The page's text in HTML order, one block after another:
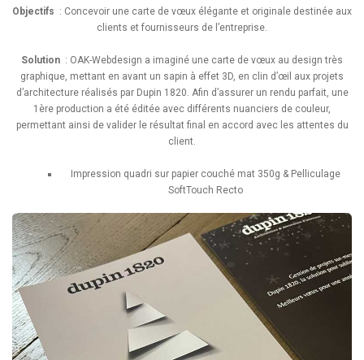
Objectifs : Concevoir une carte de vœux élégante et originale destinée aux
clients et fournisseurs de l’entreprise.
Solution : OAK-Webdesign a imaginé une carte de vœux au design très
graphique, mettant en avant un sapin à effet 3D, en clin d’œil aux projets
d’architecture réalisés par Dupin 1820. Afin d’assurer un rendu parfait, une
1ère production a été éditée avec différents nuanciers de couleur,
permettant ainsi de valider le résultat final en accord avec les attentes du
client.
Impression quadri sur papier couché mat 350g & Pelliculage
SoftTouch Recto